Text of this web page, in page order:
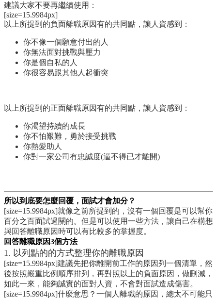
建議大家不要再繼續使用：
[size=15.9984px]
以上所提到的負面離職原因有的共同點，讓人資感到：
你不像一個願意付出的人
你無法面對挑戰與壓力
你是個自私的人
你很容易跟其他人起衝突
以上所提到的正面離職原因有的共同點，讓人資感到：
你渴望持續的成長
你不怕艱難，勇於接受挑戰
你熱愛助人
你對一家公司有忠誠度(逼不得已才離開)
所以到底要怎麼回覆，面試才會加分？
[size=15.9984px]就像之前所提到的，沒有一個回覆是可以幫你
百分之百面試過關的。但是可以使用一些方法，讓自己在構想
與回答離職原因時可以有比較多的掌握度。
回答離職原因3個方法
1. 以列點的的方式整理你的離職原因
[size=15.9984px]建議先把你離開前工作的原因列一個清單，然
後按照嚴重比例順序排列，再對照以上的負面原因，做刪減，
如此一來，能夠誠實的面對人資，不會對面試造成傷害。
[size=15.9984px]什麼意思？一個人離職的原因，總太不可能只